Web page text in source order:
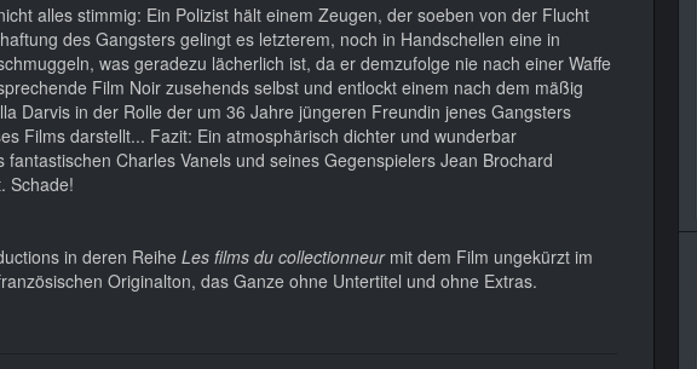
alles stimmig: Ein Polizist hält einem Zeugen, der soeben von der Flucht
des Gangsters gelingt es letzterem, noch in Handschellen eine in
was geradezu lächerlich ist, da er demzufolge nie nach einer Waffe
Film Noir zusehends selbst und entlockt einem nach dem mäßig
Darvis in der Rolle der um 36 Jahre jüngeren Freundin jenes Gangsters
Films darstellt... Fazit: Ein atmosphärisch dichter und wunderbar
Charles Vanels und seines Gegenspielers Jean Brochard
Schade!
in deren Reihe Les films du collectionneurmit dem Film ungekürzt im
Originalton, das Ganze ohne Untertitel und ohne Extras.